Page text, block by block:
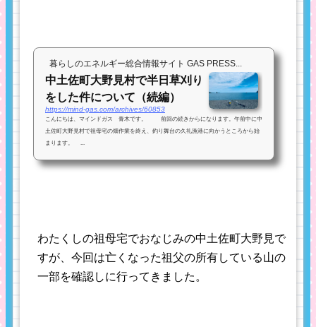
暮らしのエネルギー総合情報サイト GAS PRESS...
中土佐町大野見村で半日草刈り
をした件について（続編）
https://mind-gas.com/archives/60853
こんにちは、マインドガス 青木です。 前回の続きからになります。午前中に中
土佐町大野見村で祖母宅の畑作業を終え、釣り舞台の久礼漁港に向かうところから始
まります。 ...
わたくしの祖母宅でおなじみの中土佐町大野見で
すが、今回は亡くなった祖父の所有している山の
一部を確認しに行ってきました。